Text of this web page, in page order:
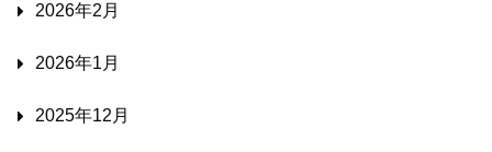
2026年2月
2026年1月
2025年12月